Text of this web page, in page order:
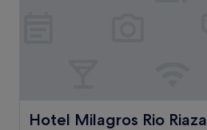
Hotel Milagros Rio Riaza
Hotel Milagros Rio Riaza